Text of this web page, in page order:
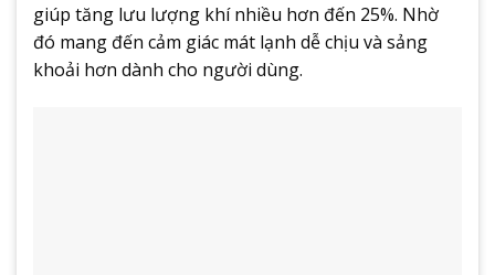
giúp tăng lưu lượng khí nhiều hơn đến 25%. Nhờ
đó mang đến cảm giác mát lạnh dễ chịu và sảng
khoải hơn dành cho người dùng.